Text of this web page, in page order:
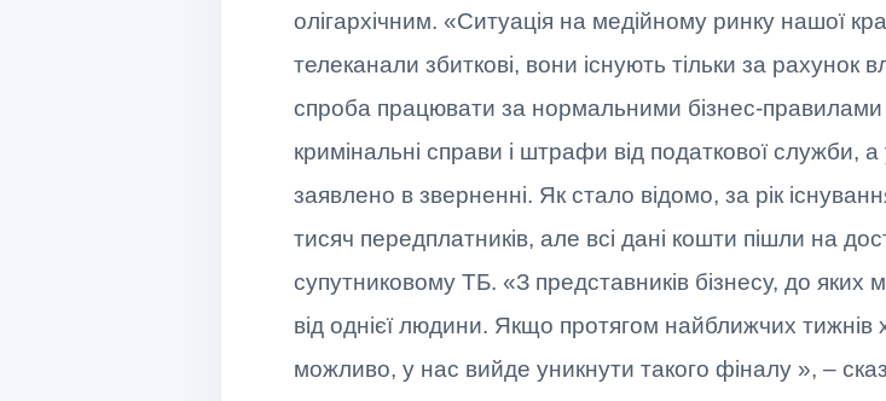
олігархічним. «Ситуація на медійному ринку нашої
телеканали збиткові, вони існують тільки за рахунок
спроба працювати за нормальними бізнес-
кримінальні справи і штрафи від податкової служби,
заявлено в зверненні. Як стало відомо, за рік
тисяч передплатників, але всі дані кошти пішли на
супутниковому ТБ. «З представників бізнесу, до яких
від однієї людини. Якщо протягом найближчих тижнів
можливо, у нас вийде уникнути такого фіналу », –